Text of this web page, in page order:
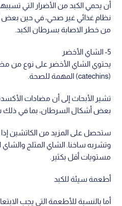
أن يحمي الكبد من الأضرار التي
نظام غذائي غير صحي، في حين بعض
من خطر الاصابة بسرطان الكبد.
5- الشاي الأخضر
يحتوي الشاي الأخضر على نوع من
(catechins) المهمة للصحة.
تشير الأبحاث إلى أن مضادات
بعض أشكال السرطان، بما في ذلك
ستحصل على المزيد من الكاتشين
وتشربه ساخنا. الشاي المثلج
مستويات أقل بكثير.
أطعمة سيئة للكبد
أما بالنسبة للأطعمة التي يجب